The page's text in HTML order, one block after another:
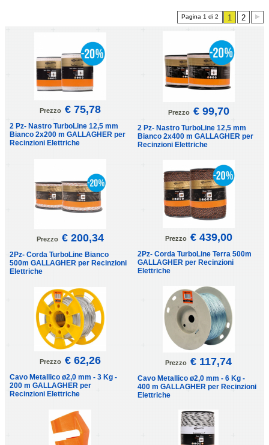
Pagina 1 di 2 1 2
Prezzo € 75,78
2 Pz- Nastro TurboLine 12,5 mm
Bianco 2x200 m GALLAGHER per
Recinzioni Elettriche
Prezzo € 99,70
2 Pz- Nastro TurboLine 12,5 mm
Bianco 2x400 m GALLAGHER per
Recinzioni Elettriche
Prezzo € 200,34
2Pz- Corda TurboLine Bianco
500m GALLAGHER per Recinzioni
Elettriche
Prezzo € 439,00
2Pz- Corda TurboLine Terra 500m
GALLAGHER per Recinzioni
Elettriche
Prezzo € 62,26
Cavo Metallico ø2,0 mm - 3 Kg -
200 m GALLAGHER per
Recinzioni Elettriche
Prezzo € 117,74
Cavo Metallico ø2,0 mm - 6 Kg -
400 m GALLAGHER per Recinzioni
Elettriche